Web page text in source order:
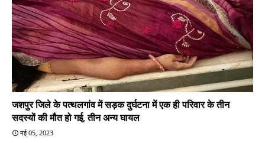
जशपुर जिले के पत्थलगांव में सड़क दुर्घटना में एक ही परिवार के तीन
सदस्यों की मौत हो गई, तीन अन्य घायल
मई 05, 2023